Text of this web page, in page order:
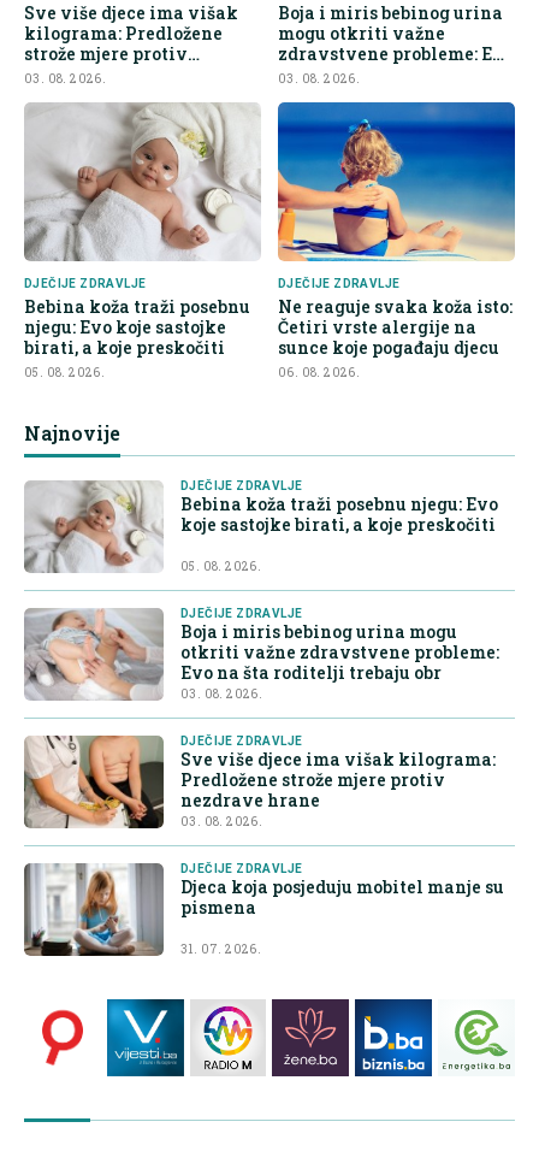
Sve više djece ima višak
kilograma: Predložene
strože mjere protiv
nezdrave hrane
03. 08. 2026.
Boja i miris bebinog urina
mogu otkriti važne
zdravstvene probleme: Evo
na šta roditelji trebaju obr
03. 08. 2026.
DJEČIJE ZDRAVLJE
Bebina koža traži posebnu
njegu: Evo koje sastojke
birati, a koje preskočiti
05. 08. 2026.
DJEČIJE ZDRAVLJE
Ne reaguje svaka koža isto:
Četiri vrste alergije na
sunce koje pogađaju djecu
06. 08. 2026.
Najnovije
DJEČIJE ZDRAVLJE
Bebina koža traži posebnu njegu: Evo
koje sastojke birati, a koje preskočiti
05. 08. 2026.
DJEČIJE ZDRAVLJE
Boja i miris bebinog urina mogu
otkriti važne zdravstvene probleme:
Evo na šta roditelji trebaju obr
03. 08. 2026.
DJEČIJE ZDRAVLJE
Sve više djece ima višak kilograma:
Predložene strože mjere protiv
nezdrave hrane
03. 08. 2026.
DJEČIJE ZDRAVLJE
Djeca koja posjeduju mobitel manje su
pismena
31. 07. 2026.